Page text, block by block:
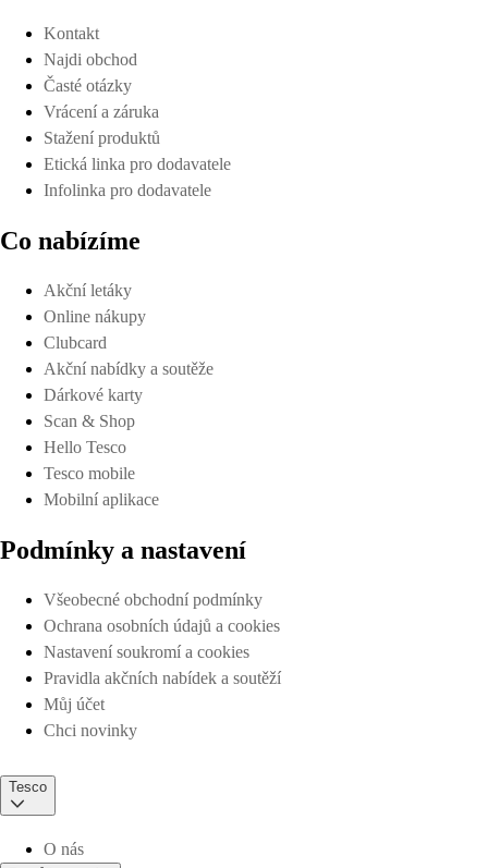
Kontakt
Najdi obchod
Časté otázky
Vrácení a záruka
Stažení produktů
Etická linka pro dodavatele
Infolinka pro dodavatele
Co nabízíme
Akční letáky
Online nákupy
Clubcard
Akční nabídky a soutěže
Dárkové karty
Scan & Shop
Hello Tesco
Tesco mobile
Mobilní aplikace
Podmínky a nastavení
Všeobecné obchodní podmínky
Ochrana osobních údajů a cookies
Nastavení soukromí a cookies
Pravidla akčních nabídek a soutěží
Můj účet
Chci novinky
Tesco
O nás